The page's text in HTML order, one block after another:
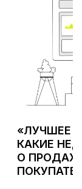
«ЛУЧШЕЕ
КАКИЕ
О